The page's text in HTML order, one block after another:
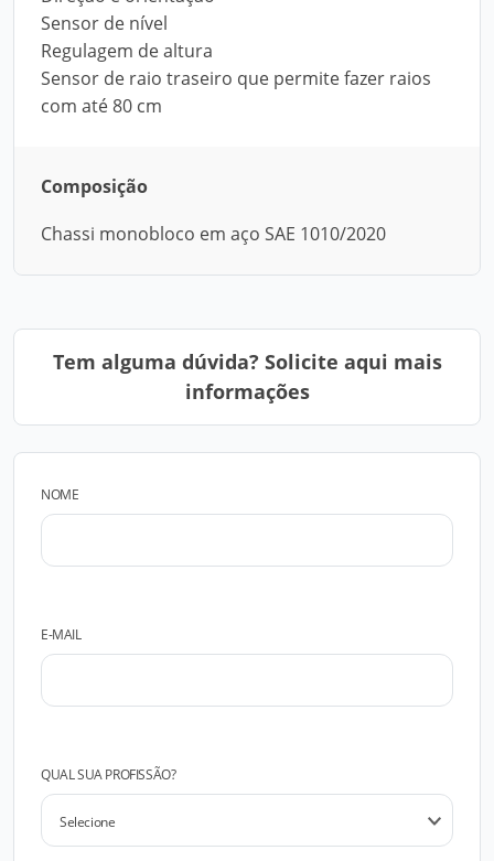
Sensor de nível
Regulagem de altura
Sensor de raio traseiro que permite fazer raios
com até 80 cm
Composição
Chassi monobloco em aço SAE 1010/2020
Tem alguma dúvida? Solicite aqui mais
informações
NOME
E-MAIL
QUAL SUA PROFISSÃO?